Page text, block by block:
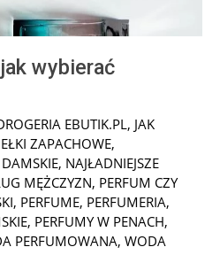
wybierać
EBUTIK.PL, JAK
ZAPACHOWE,
DAMSKIE, NAJŁADNIEJSZE
MĘŻCZYZN, PERFUM CZY
, PERFUME, PERFUMERIA,
, PERFUMY W PENACH,
PERFUMOWANA, WODA